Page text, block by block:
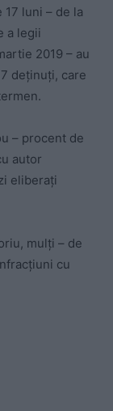
luni – de la
a legii
2019 – au
deținuți, care
– procent de
autor
eliberați
mulți – de
cu